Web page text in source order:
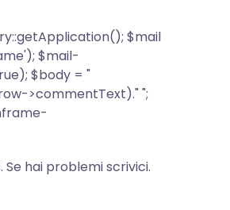
$mail
$mail-
$body = "
>commentText)." ";
hai problemi scrivici.